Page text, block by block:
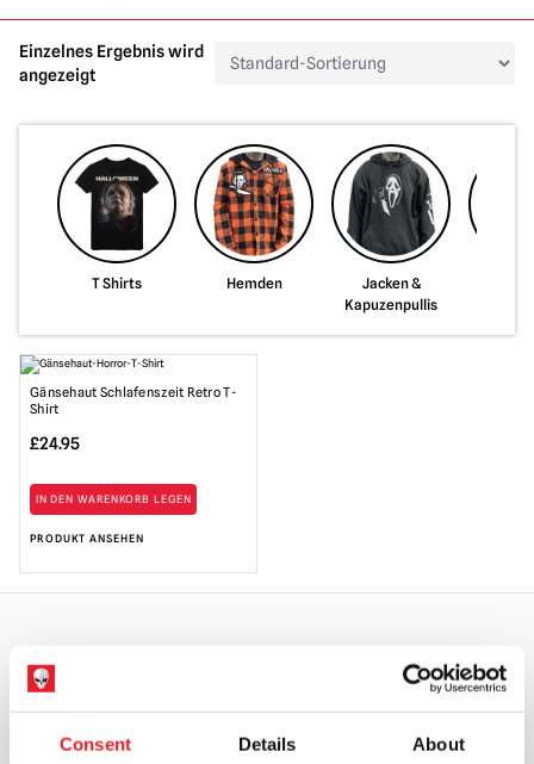
Consent Details About
Einzelnes Ergebnis wird
angezeigt
T Shirts Hemden
Jacken &
Kapuzenpullis
Gänsehaut Schlafenszeit Retro T-
Shirt
£24.95
IN DEN WARENKORB LEGEN
PRODUKT ANSEHEN
GRÖSSTE AUSWAHL IN G
ROSSBRITANNIEN